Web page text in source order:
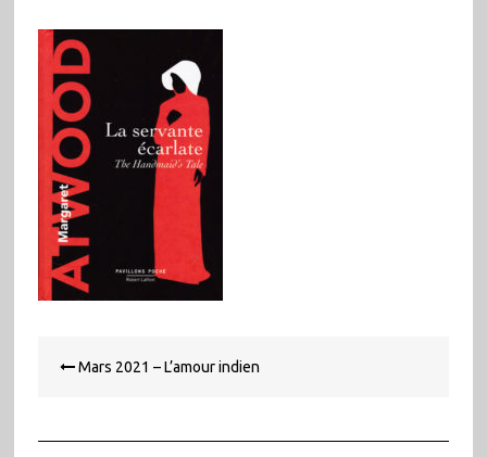
de Mars 2021 – L’amour indien